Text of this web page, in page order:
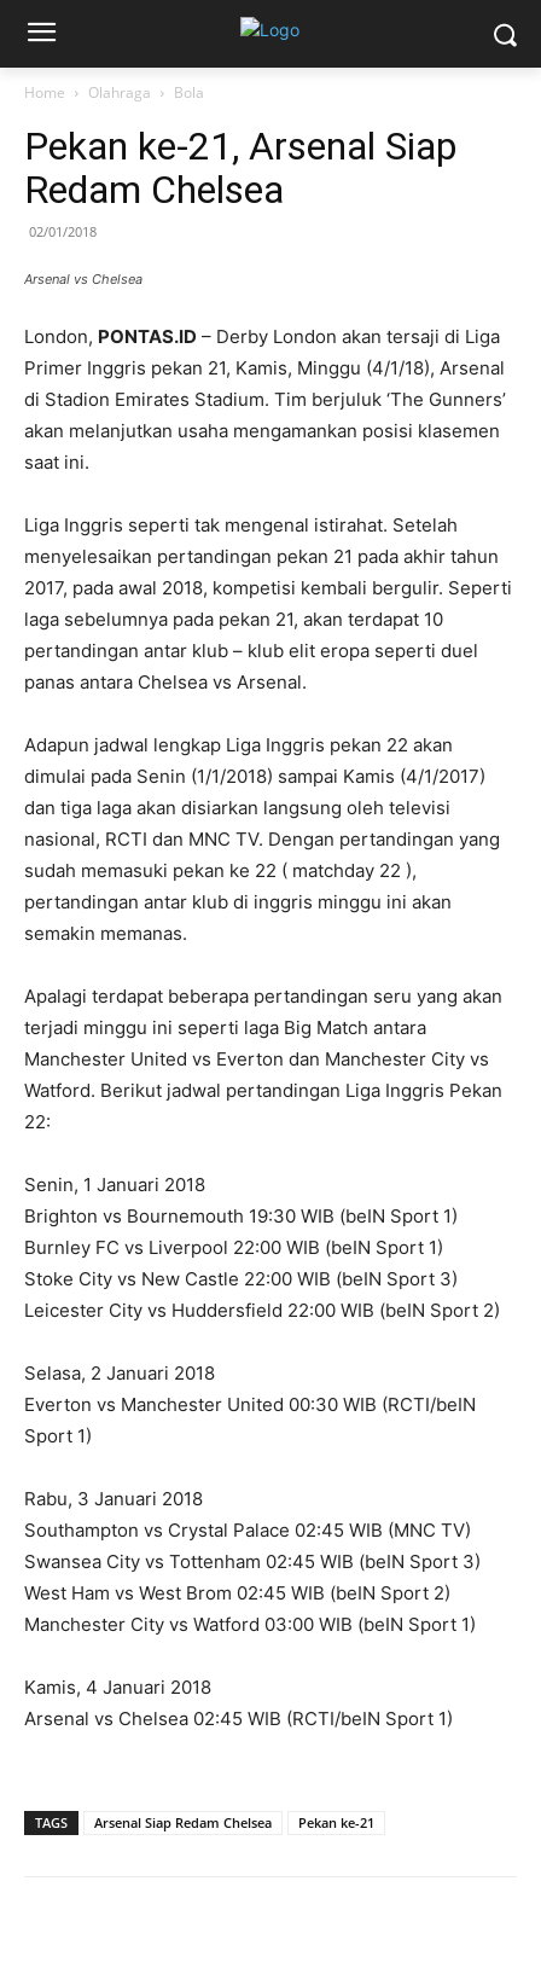
Home Olahraga Bola
Pekan ke-21, Arsenal Siap
Redam Chelsea
02/01/2018
Arsenal vs Chelsea
London, PONTAS.ID – Derby London akan tersaji di Liga
Primer Inggris pekan 21, Kamis, Minggu (4/1/18), Arsenal
di Stadion Emirates Stadium. Tim berjuluk ‘The Gunners’
akan melanjutkan usaha mengamankan posisi klasemen
saat ini.
Liga Inggris seperti tak mengenal istirahat. Setelah
menyelesaikan pertandingan pekan 21 pada akhir tahun
2017, pada awal 2018, kompetisi kembali bergulir. Seperti
laga sebelumnya pada pekan 21, akan terdapat 10
pertandingan antar klub – klub elit eropa seperti duel
panas antara Chelsea vs Arsenal.
Adapun jadwal lengkap Liga Inggris pekan 22 akan
dimulai pada Senin (1/1/2018) sampai Kamis (4/1/2017)
dan tiga laga akan disiarkan langsung oleh televisi
nasional, RCTI dan MNC TV. Dengan pertandingan yang
sudah memasuki pekan ke 22 ( matchday 22 ),
pertandingan antar klub di inggris minggu ini akan
semakin memanas.
Apalagi terdapat beberapa pertandingan seru yang akan
terjadi minggu ini seperti laga Big Match antara
Manchester United vs Everton dan Manchester City vs
Watford. Berikut jadwal pertandingan Liga Inggris Pekan
22:
Senin, 1 Januari 2018
Brighton vs Bournemouth 19:30 WIB (beIN Sport 1)
Burnley FC vs Liverpool 22:00 WIB (beIN Sport 1)
Stoke City vs New Castle 22:00 WIB (beIN Sport 3)
Leicester City vs Huddersfield 22:00 WIB (beIN Sport 2)
Selasa, 2 Januari 2018
Everton vs Manchester United 00:30 WIB (RCTI/beIN
Sport 1)
Rabu, 3 Januari 2018
Southampton vs Crystal Palace 02:45 WIB (MNC TV)
Swansea City vs Tottenham 02:45 WIB (beIN Sport 3)
West Ham vs West Brom 02:45 WIB (beIN Sport 2)
Manchester City vs Watford 03:00 WIB (beIN Sport 1)
Kamis, 4 Januari 2018
Arsenal vs Chelsea 02:45 WIB (RCTI/beIN Sport 1)
TAGS Arsenal Siap Redam Chelsea Pekan ke-21